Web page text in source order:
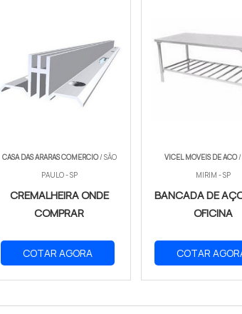
CASA DAS ARARAS COMERCIO/ SÃO
PAULO - SP
CREMALHEIRA ONDE
COMPRAR
COTAR AGORA
VICEL MOVEIS DE ACO/
MIRIM - SP
BANCADA DE
OFICINA
COTAR